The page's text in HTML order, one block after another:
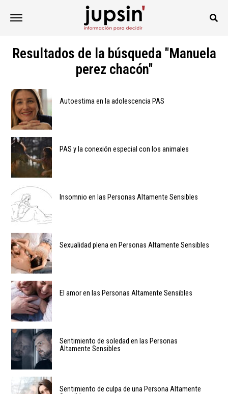
Resultados de la búsqueda "Manuela
perez chacón"
Autoestima en la adolescencia PAS
PAS y la conexión especial con los animales
Insomnio en las Personas Altamente Sensibles
Sexualidad plena en Personas Altamente Sensibles
El amor en las Personas Altamente Sensibles
Sentimiento de soledad en las Personas
Altamente Sensibles
Sentimiento de culpa de una Persona Altamente